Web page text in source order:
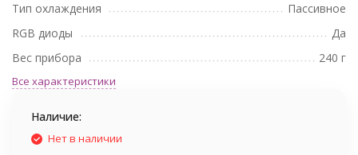
Тип охлаждения
Пассивное
RGB диоды
Да
Вес прибора
240 г
Все характеристики
Наличие:
Нет в наличии